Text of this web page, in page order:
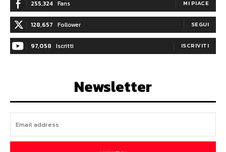
255,324 Fans MI PIACE
128,657 Follower SEGUI
97,058 Iscritti ISCRIVITI
Newsletter